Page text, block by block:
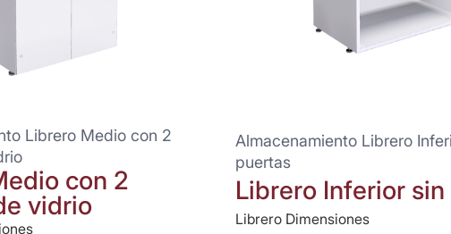
Librero Medio con 2
con 2
vidrio
Almacenamiento Librero
puertas
Librero Inferior
Librero Dimensiones